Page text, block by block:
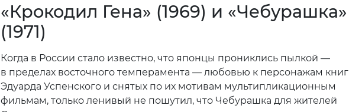
«Крокодил Гена» (1969) и «Чебурашка»
(1971)
Когда в России стало известно, что японцы прониклись пылкой —
в пределах восточного темперамента — любовью к персонажам книг
Эдуарда Успенского и снятых по их мотивам мультипликационным
фильмам, только ленивый не пошутил, что Чебурашка для жителей